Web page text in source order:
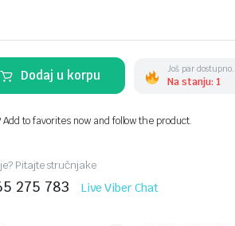
Dodaj u korpu Još par dostupno.
Na stanju: 1
to favorites now and follow the product.
Pitajte stručnjake
275 783 Live Viber Chat